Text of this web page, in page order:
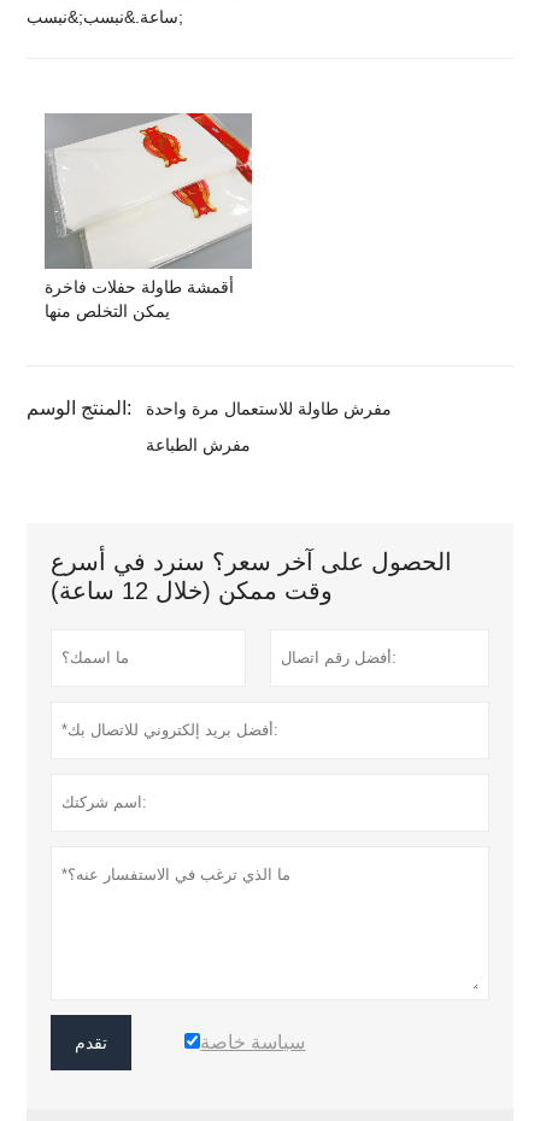
ساعة.&نبسب;&نبسب;
أقمشة طاولة حفلات فاخرة
يمكن التخلص منها
المنتج الوسم:
مفرش طاولة للاستعمال مرة واحدة
مفرش الطباعة
الحصول على آخر سعر؟ سنرد في أسرع
وقت ممكن (خلال 12 ساعة)
تقدم سياسة خاصة